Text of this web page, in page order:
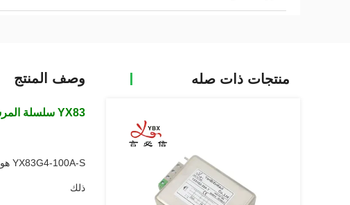
منتجات ذات صله وصف المنتج
YX83 سلسلة المرشح ثلاثي المراحل 3 خط مرشح EMI 100A مرشح الطاقة العالية
YX83G4-100A-S هو
ذلك